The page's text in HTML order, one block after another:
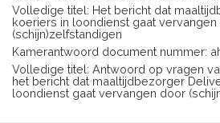
Volledige titel: Het bericht dat
koeriers in loondienst gaat
(schijn)zelfstandigen
Kamerantwoord document nummer:
Volledige titel: Antwoord op vragen
het bericht dat maaltijdbezorger
loondienst gaat vervangen door